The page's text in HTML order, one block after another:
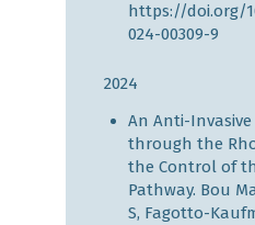
https://doi.org/
024-00309-9
2024
An Anti-
through the
the Control of
Pathway. Bou
S, Fagotto-